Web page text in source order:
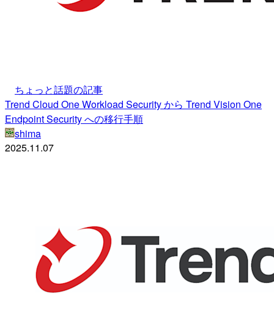
ちょっと話題の記事
Trend Cloud One Workload Security から Trend Vision One
Endpoint Security への移行手順
shima
2025.11.07